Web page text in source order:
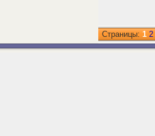
Страницы: 1 2